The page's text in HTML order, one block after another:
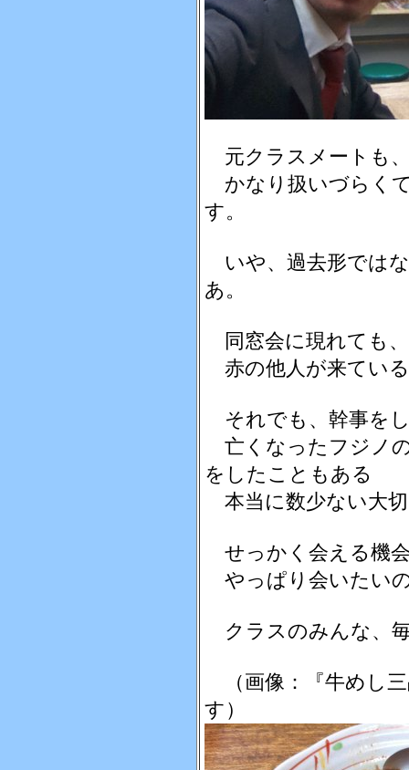
元クラスメートも
かなり扱いづらく
す。
いや、過去形では
あ。
同窓会に現れても
赤の他人が来てい
それでも、幹事を
亡くなったフジノ
をしたこともある
本当に数少ない大
せっかく会える機
やっぱり会いたい
クラスのみんな、
（画像：『牛めし
す）